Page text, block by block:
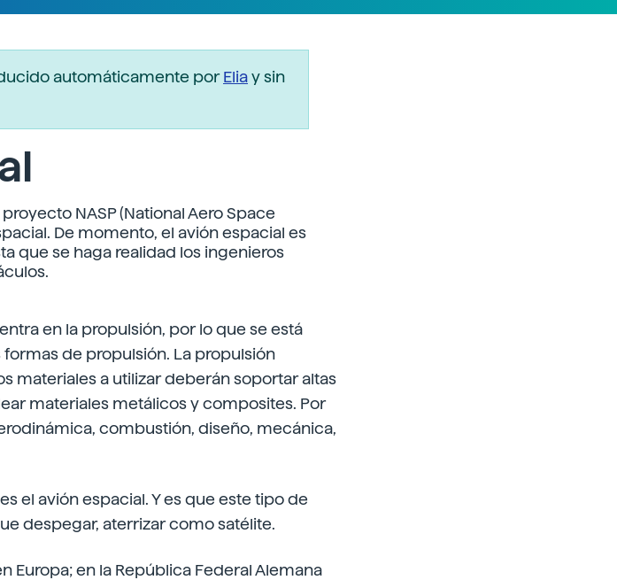
automáticamente porEliay sin
NASP (National Aero Space
De momento, el avión espacial es
que se haga realidad los ingenieros
en la propulsión, por lo que se está
de propulsión. La propulsión
materiales a utilizar deberán soportar altas
materiales metálicos y composites. Por
combustión, diseño, mecánica,
el avión espacial. Y es que este tipo de
despegar, aterrizar como satélite.
Europa; en la República Federal Alemana